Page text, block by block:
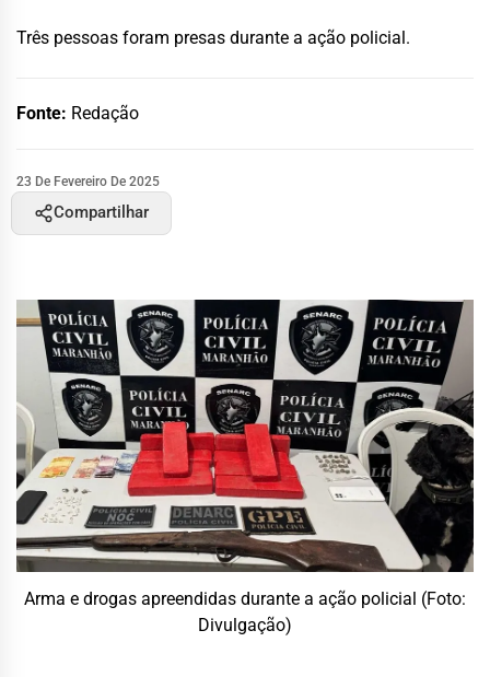
Três pessoas foram presas durante a ação policial.
Fonte: Redação
23 De Fevereiro De 2025
Compartilhar
Arma e drogas apreendidas durante a ação policial (Foto:
Divulgação)